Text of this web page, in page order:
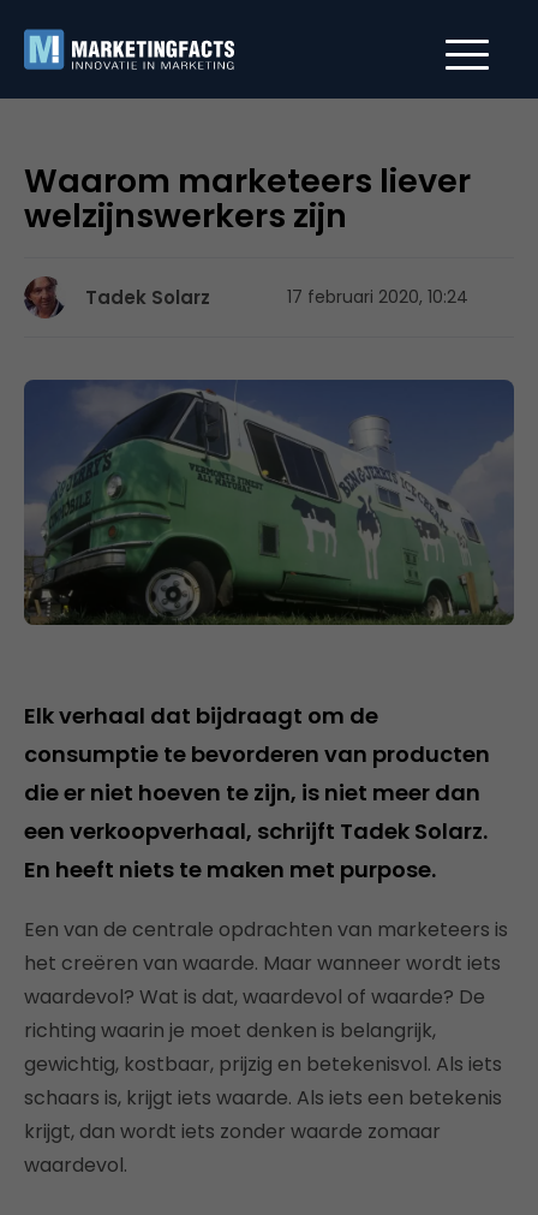
Waarom marketeers liever
welzijnswerkers zijn
Tadek Solarz 17 februari 2020, 10:24
Elk verhaal dat bijdraagt om de
consumptie te bevorderen van producten
die er niet hoeven te zijn, is niet meer dan
een verkoopverhaal, schrijft Tadek Solarz.
En heeft niets te maken met purpose.
Een van de centrale opdrachten van marketeers is
het creëren van waarde. Maar wanneer wordt iets
waardevol? Wat is dat, waardevol of waarde? De
richting waarin je moet denken is belangrijk,
gewichtig, kostbaar, prijzig en betekenisvol. Als iets
schaars is, krijgt iets waarde. Als iets een betekenis
krijgt, dan wordt iets zonder waarde zomaar
waardevol.